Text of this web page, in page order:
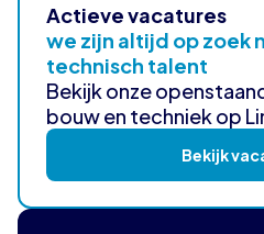
Actieve vacatures
we zijn altijd op zoek
technisch talent
Bekijk onze
bouw en techniek op
Bekijk